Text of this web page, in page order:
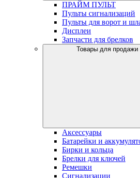
ПРАЙМ ПУЛЬТ
Пульты сигнализаций
Пульты для ворот и
Дисплеи
Запчасти для брелков
Товары для продажи
Аксессуары
Батарейки и
Бирки и кольца
Брелки для ключей
Ремешки
Сигнализации